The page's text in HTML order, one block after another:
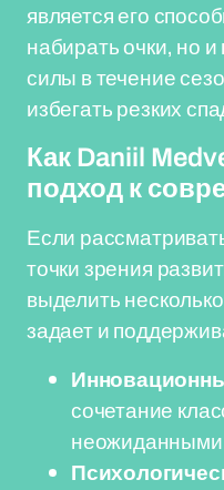
является его
набирать очки, но
силы в течение
избегать резких
Как Daniil
подход к
Если
точки зрения
выделить
задает и
сочетание
неожиданными